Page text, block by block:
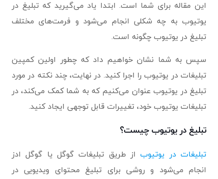
این مقاله برای شما است. ابتدا یاد می‌گیرید که تبلیغ در
یوتیوب به چه شکلی انجام می‌شود و فرمت‌های مختلف
تبلیغ در یوتیوب چگونه است.
سپس به شما نشان خواهیم داد که چطور اولین کمپین
تبلیغات در یوتیوب را اجرا کنید. در نهایت، چند نکته در مورد
تبلیغ در یوتیوب عنوان می‌کنیم که به شما کمک می‌کند، در
تبلیغات یوتیوب خود، تغییرات قابل توجهی ایجاد کنید.
تبلیغ در یوتیوب چیست؟
تبلیغات در یوتیوباز طریق تبلیغات گوگل یا گوگل ادز
انجام می‌شود و روشی برای تبلیغ محتوای ویدیویی در